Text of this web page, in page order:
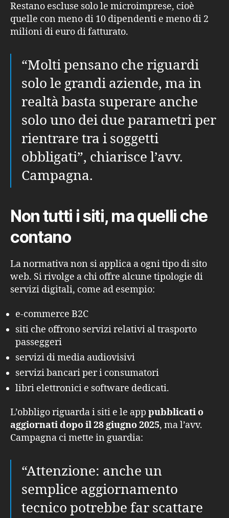
Restano escluse solo le microimprese, cioè
quelle con meno di 10 dipendenti e meno di 2
milioni di euro di fatturato.
“Molti pensano che riguardi
solo le grandi aziende, ma in
realtà basta superare anche
solo uno dei due parametri per
rientrare tra i soggetti
obbligati”, chiarisce l’avv.
Campagna.
Non tutti i siti, ma quelli che
contano
La normativa non si applica a ogni tipo di sito
web. Si rivolge a chi offre alcune tipologie di
servizi digitali, come ad esempio:
e-commerce B2C
siti che offrono servizi relativi al trasporto
passeggeri
servizi di media audiovisivi
servizi bancari per i consumatori
libri elettronici e software dedicati.
L’obbligo riguarda i siti e le app pubblicati o
aggiornati dopo il 28 giugno 2025, ma l’avv.
Campagna ci mette in guardia:
“Attenzione: anche un
semplice aggiornamento
tecnico potrebbe far scattare